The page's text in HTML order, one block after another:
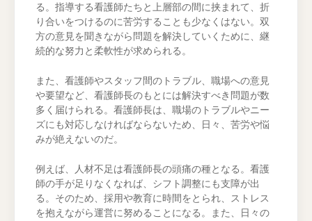
る。指導する看護師たちと上層部の間に挟まれて、折
り合いをつけるのに苦労することも少なくはない。双
方の意見を聞きながら問題を解決していくために、継
続的な努力と柔軟性が求められる。
また、看護師やスタッフ間のトラブル、職場への意見
や要望など、看護師長のもとには解決すべき問題が数
多く届けられる。看護師長は、職場のトラブルやニー
ズにも対応しなければならないため、日々、苦労や悩
みが絶えないのだ。
例えば、人材不足は看護師長の頭痛の種となる。看護
師の手が足りなくなれば、シフト調整にも支障が出
る。そのため、採用や教育に時間をとられ、ストレス
を抱えながら運営に努めることになる。また、日々の